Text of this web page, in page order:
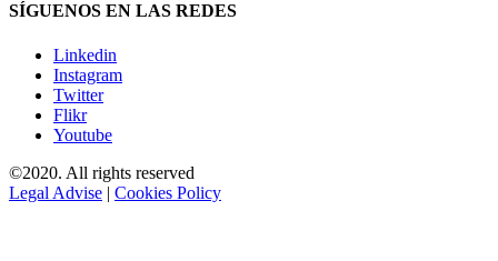
SÍGUENOS EN LAS REDES
Linkedin
Instagram
Twitter
Flikr
Youtube
©2020. All rights reserved
Legal Advise | Cookies Policy